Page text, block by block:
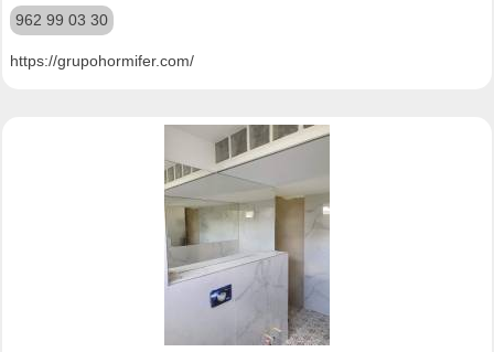
962 99 03 30
https://grupohormifer.com/